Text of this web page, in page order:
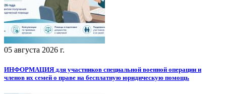
05 августа 2026 г.
ИНФОРМАЦИЯ для участников специальной военной операции и
членов их семей о праве на бесплатную юридическую помощь